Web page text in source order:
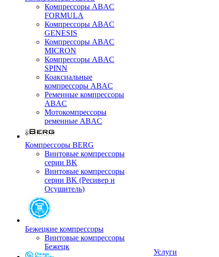
Компрессоры ABAC
FORMULA
Компрессоры ABAC
GENESIS
Компрессоры ABAC
MICRON
Компрессоры ABAC
SPINN
Коаксиальные
компрессоры ABAC
Ременные компрессоры
ABAC
Мотокомпрессоры
ременные ABAC
Компрессоры BERG
Винтовые компрессоры
серии BK
Винтовые компрессоры
серии BK (Ресивер и
Осушитель)
Бежецкие компрессоры
Винтовые компрессоры
Бежецк
Услуги